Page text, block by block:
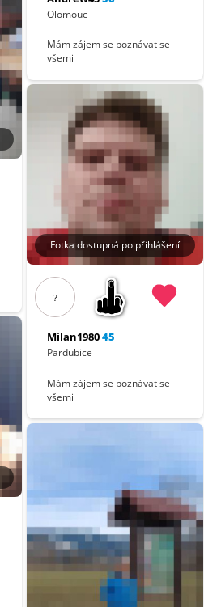
Olomouc
Mám zájem se poznávat se
všemi
Fotka dostupná po přihlášení
?
Milan198045
Pardubice
Mám zájem se poznávat se
všemi